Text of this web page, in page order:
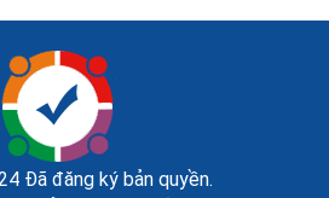
Đã đăng ký bản quyền.